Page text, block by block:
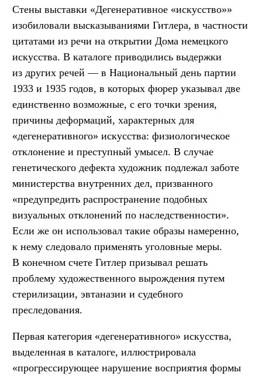
Стены выставки «Дегенеративное «искусство»»
изобиловали высказываниями Гитлера, в частности
цитатами из речи на открытии Дома немецкого
искусства. В каталоге приводились выдержки
из других речей — в Национальный день партии
1933 и 1935 годов, в которых фюрер указывал две
единственно возможные, с его точки зрения,
причины деформаций, характерных для
«дегенеративного» искусства: физиологическое
отклонение и преступный умысел. В случае
генетического дефекта художник подлежал заботе
министерства внутренних дел, призванного
«предупредить распространение подобных
визуальных отклонений по наследственности».
Если же он использовал такие образы намеренно,
к нему следовало применять уголовные меры.
В конечном счете Гитлер призывал решать
проблему художественного вырождения путем
стерилизации, эвтаназии и судебного
преследования.
Первая категория «дегенеративного» искусства,
выделенная в каталоге, иллюстрировала
«прогрессирующее нарушение восприятия формы